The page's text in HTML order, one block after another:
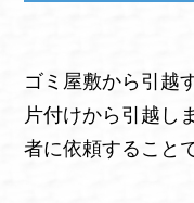
ゴミ屋敷から引越
片付けから引越し
者に依頼すること